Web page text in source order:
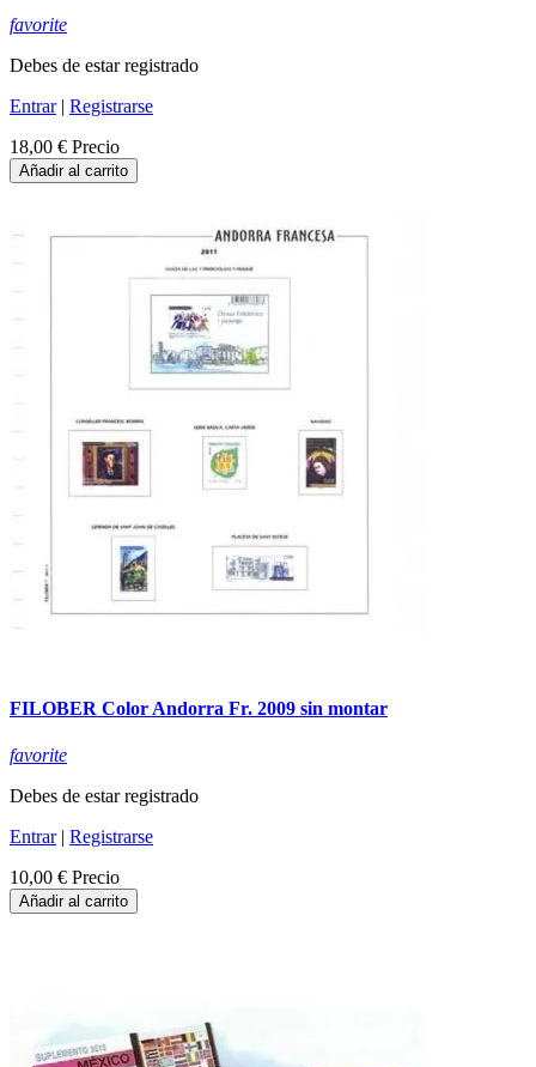
favorite
Debes de estar registrado
Entrar| Registrarse
18,00 € Precio
Añadir al carrito
FILOBER Color Andorra Fr. 2009 sin montar
favorite
Debes de estar registrado
Entrar| Registrarse
10,00 € Precio
Añadir al carrito